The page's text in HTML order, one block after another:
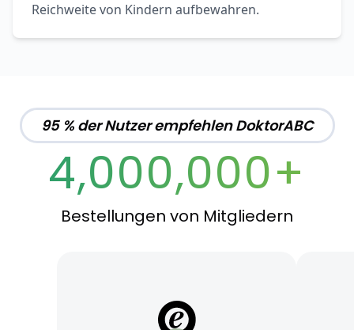
Reichweite von Kindern aufbewahren.
95 % der Nutzer empfehlen DoktorABC
4,000,000+
Bestellungen von Mitgliedern